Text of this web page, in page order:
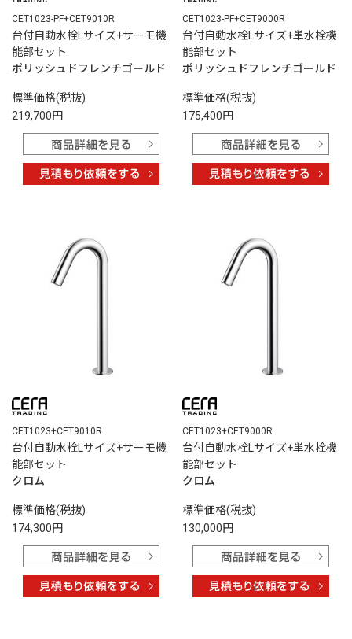
CET1023-PF+CET9010R
台付自動水栓Lサイズ+サーモ機
能部セット
ポリッシュドフレンチゴールド
標準価格(税抜)
219,700円
CET1023-PF+CET9000R
台付自動水栓Lサイズ+単水栓機
能部セット
ポリッシュドフレンチゴールド
標準価格(税抜)
175,400円
CET1023+CET9010R
台付自動水栓Lサイズ+サーモ機
能部セット
クロム
標準価格(税抜)
174,300円
CET1023+CET9000R
台付自動水栓Lサイズ+単水栓機
能部セット
クロム
標準価格(税抜)
130,000円